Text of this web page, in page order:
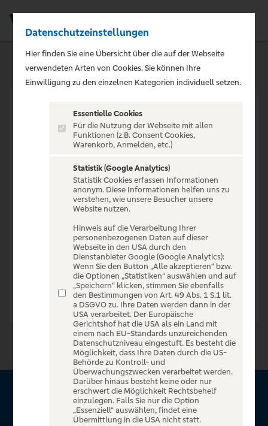
VERANSTALTUNG NICHT
GEFUNDEN
Zur Startseite
Über VR Entertain
Datenschutzeinstellungen
Hier finden Sie eine Übersicht über die auf der Webseite
verwendeten Arten von Cookies. Sie können Ihre
Einwilligung zu den einzelnen Kategorien individuell setzen.
Essentielle Cookies
Für die Nutzung der Webseite mit allen
Funktionen (z.B. Consent Cookies,
Warenkorb, Anmelden, etc.)
Statistik (Google Analytics)
Statistik Cookies erfassen Informationen
anonym. Diese Informationen helfen uns zu
verstehen, wie unsere Besucher unsere
Website nutzen.
Hinweis auf die Verarbeitung Ihrer
personenbezogenen Daten auf dieser
Webseite in den USA durch den
Dienstanbieter Google (Google Analytics):
Wenn Sie den Button „Alle akzeptieren“ bzw.
die Optionen „Statistiken“ auswählen und auf
„Speichern“ klicken, stimmen Sie ebenfalls
den Bestimmungen von Art. 49 Abs. 1 S.1 lit.
a DSGVO zu. Ihre Daten werden dann in der
USA verarbeitet. Der Europäische
Gerichtshof hat die USA als ein Land mit
einem nach EU-Standards unzureichenden
Datenschutzniveau eingestuft. Es besteht die
Möglichkeit, dass Ihre Daten durch die US-
Behörde zu Kontroll- und
Überwachungszwecken verarbeitet werden.
Darüber hinaus besteht keine oder nur
erschwert die Möglichkeit Rechtsbehelf
einzulegen. Falls Sie nur die Option
„Essenziell“ auswählen, findet eine
Übermittlung in die USA nicht statt.